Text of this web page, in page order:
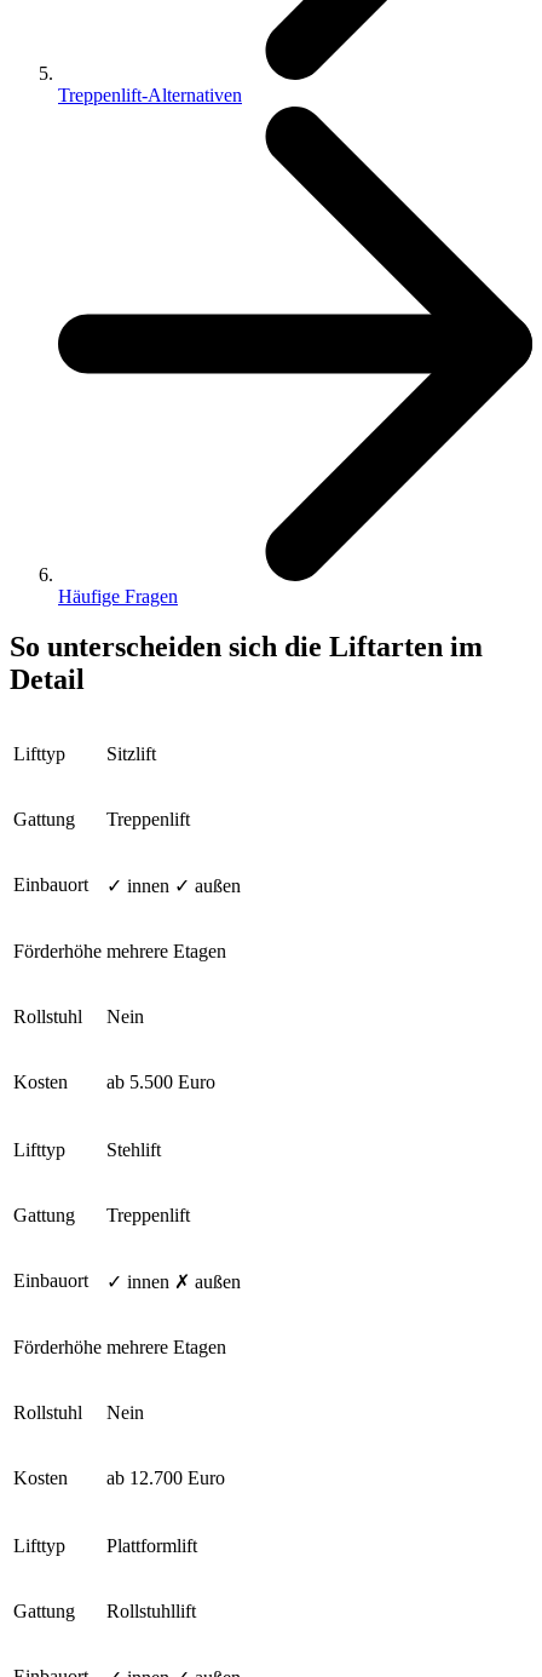
Treppenlift-Alternativen
Häufige Fragen
So unterscheiden sich die Liftarten im
Detail
Lifttyp Sitzlift
Gattung Treppenlift
Einbauort ✓ innen ✓ außen
Förderhöhe mehrere Etagen
Rollstuhl Nein
Kosten ab 5.500 Euro
Lifttyp Stehlift
Gattung Treppenlift
Einbauort ✓ innen ✗ außen
Förderhöhe mehrere Etagen
Rollstuhl Nein
Kosten ab 12.700 Euro
Lifttyp Plattformlift
Gattung Rollstuhllift